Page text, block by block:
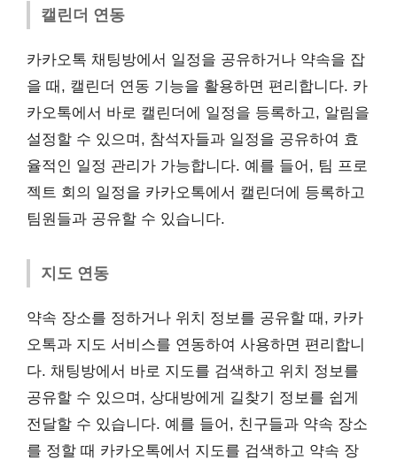
캘린더 연동
카카오톡 채팅방에서 일정을 공유하거나 약속을 잡
을 때, 캘린더 연동 기능을 활용하면 편리합니다. 카
카오톡에서 바로 캘린더에 일정을 등록하고, 알림을
설정할 수 있으며, 참석자들과 일정을 공유하여 효
율적인 일정 관리가 가능합니다. 예를 들어, 팀 프로
젝트 회의 일정을 카카오톡에서 캘린더에 등록하고
팀원들과 공유할 수 있습니다.
지도 연동
약속 장소를 정하거나 위치 정보를 공유할 때, 카카
오톡과 지도 서비스를 연동하여 사용하면 편리합니
다. 채팅방에서 바로 지도를 검색하고 위치 정보를
공유할 수 있으며, 상대방에게 길찾기 정보를 쉽게
전달할 수 있습니다. 예를 들어, 친구들과 약속 장소
를 정할 때 카카오톡에서 지도를 검색하고 약속 장